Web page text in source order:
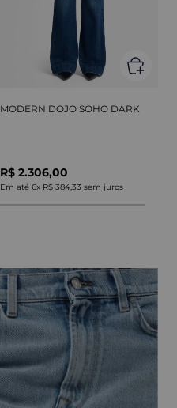
MODERN DOJO SOHO DARK
R$ 2.306,00
Em até 6x R$ 384,33 sem juros